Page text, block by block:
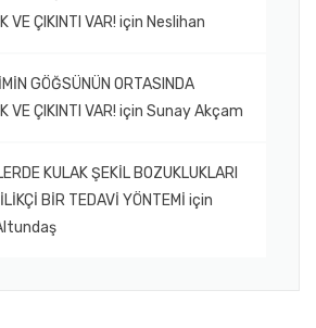
VE ÇIKINTI VAR! için Neslihan
GÖĞSÜNÜN ORTASINDA
VE ÇIKINTI VAR! için Sunay Akçam
KULAK ŞEKİL BOZUKLUKLARI
BİR TEDAVİ YÖNTEMİ için